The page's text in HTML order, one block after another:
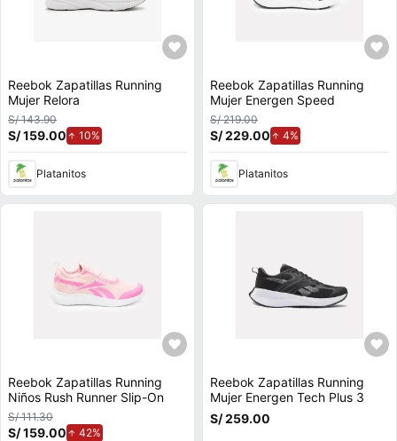
Reebok Zapatillas Running
Mujer Relora
S/ 143.90
S/ 159.00 10%
Platanitos
Reebok Zapatillas Running
Mujer Energen Speed
S/ 219.00
S/ 229.00 4%
Platanitos
Reebok Zapatillas Running
Niños Rush Runner Slip-On
S/ 111.30
S/ 159.00 42%
Reebok Zapatillas Running
Mujer Energen Tech Plus 3
S/ 259.00